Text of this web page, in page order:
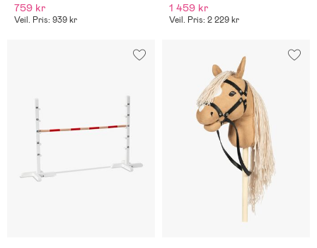
759 kr
Veil. Pris: 939 kr
1 459 kr
Veil. Pris: 2 229 kr